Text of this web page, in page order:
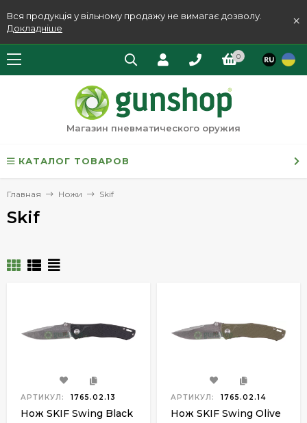
Вся продукція у вільному продажу не вимагає дозволу.
Докладніше
×
0
Магазин пневматического оружия
КАТАЛОГ ТОВАРОВ
Главная Ножи Skif
Skif
АРТИКУЛ: 1765.02.13
Нож SKIF Swing Black
АРТИКУЛ: 1765.02.14
Нож SKIF Swing Olive